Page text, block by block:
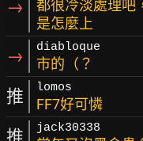
→
都很冷淡處理吧
是怎麼上
→ diabloque
市的（？
推 lomos
FF7好可憐
推 jack30338